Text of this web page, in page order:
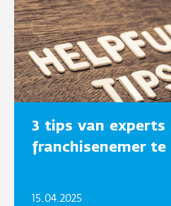
3 tips van experts
franchisenemer te
15.04.2025